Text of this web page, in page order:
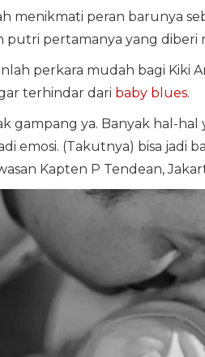
menikmati peran barunya
pertamanya yang diberi
perkara mudah bagi Kiki
terhindar dari baby blues.
gampang ya. Banyak hal-hal
emosi. (Takutnya) bisa jadi
Kapten P Tendean,